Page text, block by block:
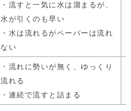
・流すと一気に水は溜まるが、
水が引くのも早い
・水は流れるがペーパーは流れ
ない
・流れに勢いが無く、ゆっくり
流れる
・連続で流すと詰まる